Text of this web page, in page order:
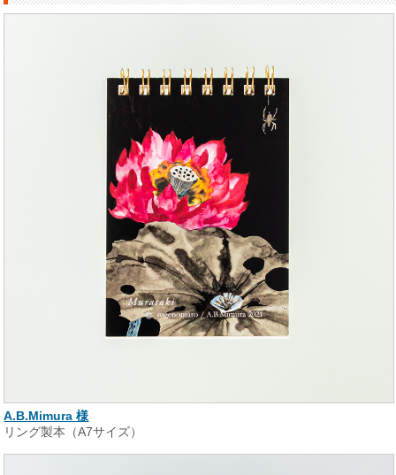
A.B.Mimura 様
リング製本（A7サイズ）